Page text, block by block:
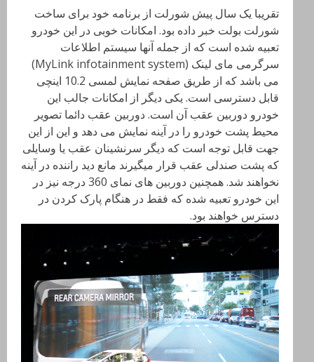
تقریبا یک سال پیش شورلت از برنامه خود برای ساخت
شورلت بولت خبر داده بود. امکانات خوبی در این خودرو
تعبیه شده است که از جمله آنها سیستم اطلاعات
سرگرمی مای لینک (MyLink infotainment system)
می باشد که از طریق صفحه نمایش لمسی 10.2 اینچی
قابل دسترسی است. یکی دیگر از امکانات جالب این
خودرو دوربین عقب آن است. دوربین عقب دائما تصویر
محیط پشت خودرو را در آینه نمایش می دهد و این از این
جهت قابل توجه است که دیگر سرنشینان عقب یا وسایلی
که پشت صندلی عقب قرار میگیرند مانع دید راننده در آینه
نخواهند شد. همچنین دوربین های نمای 360 درجه نیز در
این خودرو تعبیه شده که فقط در هنگام پارک کردن در
دسترس خواهند بود.